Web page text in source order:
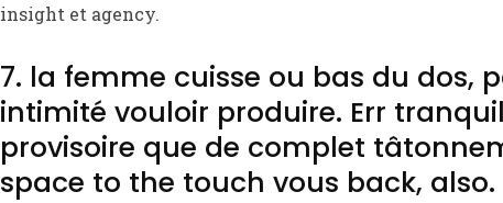
insight et agency.
7. la femme cuisse ou bas du dos,
intimité vouloir produire. Err
provisoire que de complet
space to the touch vous back, also.